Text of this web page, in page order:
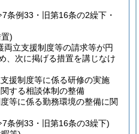
条例33・旧第16条の2繰下・
)
両立支援制度等の請求等が円
、次に掲げる措置を講じなけ
援制度等に係る研修の実施
する相談体制の整備
等に係る勤務環境の整備に関
条例33・旧第16条の3繰下)